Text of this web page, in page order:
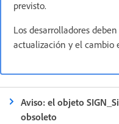
previsto.
Los desarrolladores
actualización y el cambio
Aviso: el objeto
obsoleto